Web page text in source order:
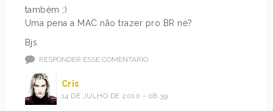
também ;)
Uma pena a MAC não trazer pro BR né?
Bjs
RESPONDER ESSE COMENTÁRIO
Cris
14 DE JULHO DE 2010 - 08:39